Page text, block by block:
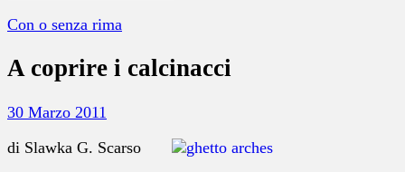
Con o senza rima
A coprire i calcinacci
30 Marzo 2011
di Slawka G. Scarso